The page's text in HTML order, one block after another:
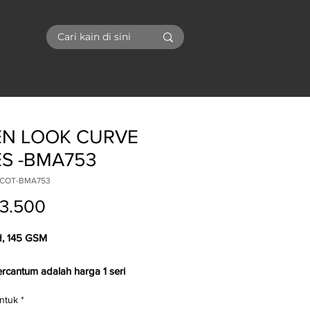
LOOK CURVE
-BMA753
BMA753
145 GSM
adalah harga 1 seri
menggunakan
*